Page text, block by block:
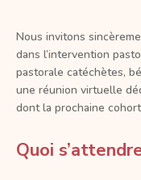
Nous invitons
dans l’intervention
pastorale catéchètes,
une réunion virtuelle
dont la prochaine
Quoi